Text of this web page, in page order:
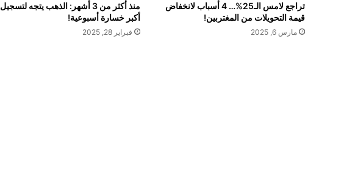
تراجع لامس الـ25%… 4 أسباب لانخفاض
قيمة التحويلات من المغتربين!
مارس 6, 2025
منذ أكثر من 3 أشهر: الذهب يتجه لتسجيل
أكبر خسارة أسبوعية!
فبراير 28, 2025